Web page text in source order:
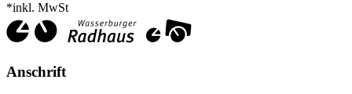
*inkl. MwSt
Anschrift